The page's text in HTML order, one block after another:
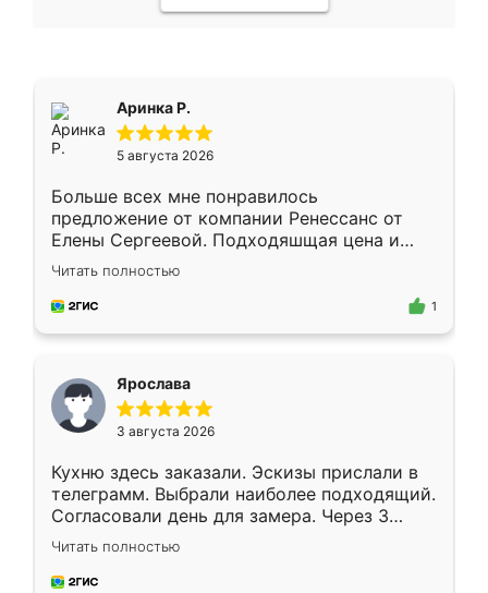
Аринка Р.
5 августа 2026
Больше всех мне понравилось
предложение от компании Ренессанс от
Елены Сергеевой. Подходяшщая цена и
короткие сроки изготовления. Приехавший
для замера сотрудник Владислав
предложил по моему эскизу самый
Читать полностью
1
Ярослава
3 августа 2026
Кухню здесь заказали. Эскизы прислали в
телеграмм. Выбрали наиболее подходящий.
Согласовали день для замера. Через 3
недели кухня была уже готова. Остались
довольны работой. Спасибо Ренессанс
мебель за качественную работу!
Читать полностью